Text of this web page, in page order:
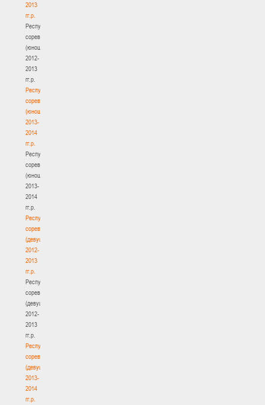
2013
гг.р.
Республиканские
соревнования
(юноши)
2012-
2013
гг.р.
Республиканские
соревнования
(юноши)
2013-
2014
гг.р.
Республиканские
соревнования
(юноши)
2013-
2014
гг.р.
Республиканские
соревнования
(девушки)
2012-
2013
гг.р.
Республиканские
соревнования
(девушки)
2012-
2013
гг.р.
Республиканские
соревнования
(девушки)
2013-
2014
гг.р.